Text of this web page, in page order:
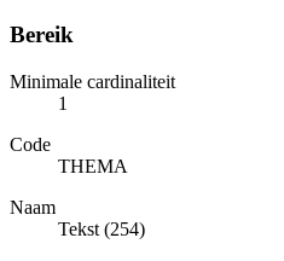
Bereik
Minimale cardinaliteit
1
Code
THEMA
Naam
Tekst (254)